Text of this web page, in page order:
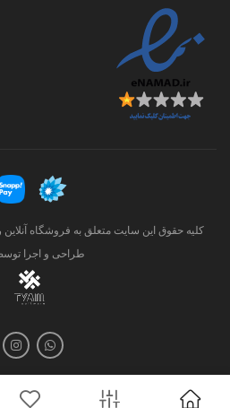
کلیه حقوق این سایت متعلق به فروشگاه آنلاین
طراحی و اجرا